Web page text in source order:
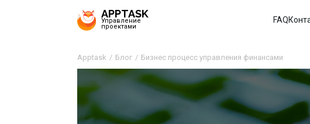
APPTASK
Управление
проектами
FAQ
Apptask Блог Бизнес процесс управления финансами